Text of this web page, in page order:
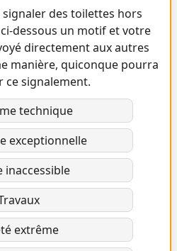
des toilettes hors
dessous un motif et votre
directement aux autres
manière, quiconque pourra
ce signalement.
technique
exceptionnelle
inaccessible
extrême